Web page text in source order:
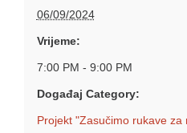
06/09/2024
Vrijeme:
7:00 PM - 9:00 PM
Događaj Category:
Projekt "Zasučimo rukave za